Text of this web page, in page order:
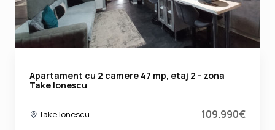
Apartament cu 2 camere 47 mp, etaj 2 - zona
Take Ionescu
Take Ionescu 109.990€